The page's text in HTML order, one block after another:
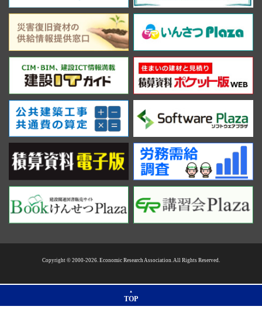
Copyright © 2000-2026. Economic Research Association. All Rights Reserved.
TOP